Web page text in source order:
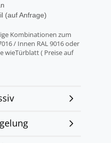
(auf Anfrage)
Kombinationen zum
/ Innen RAL 9016 oder
wieTürblatt ( Preise auf